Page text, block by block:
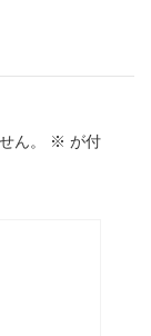
ん。 ※ が付